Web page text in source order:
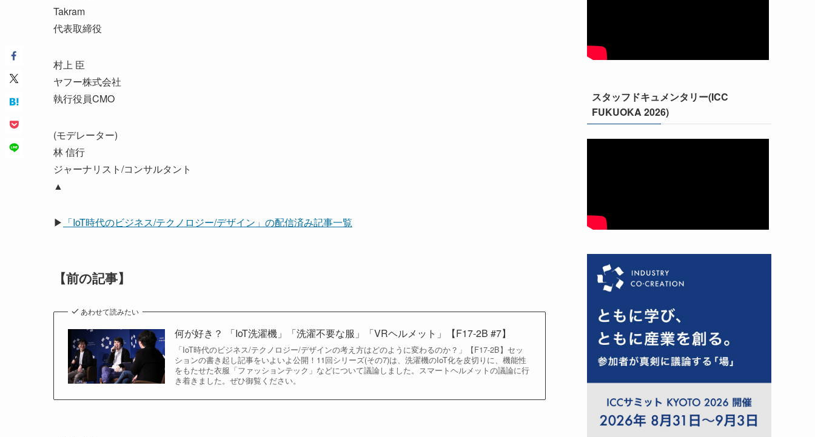
Takram
代表取締役
村上 臣
ヤフー株式会社
執行役員CMO
(モデレーター)
林 信行
ジャーナリスト/コンサルタント
▲
▶ 「IoT時代のビジネス/テクノロジー/デザイン」の配信済み記事一覧
【前の記事】
あわせて読みたい
何が好き？ 「IoT洗濯機」「洗濯不要な服」「VRヘルメット」【F17-2B #7】
「IoT時代のビジネス/テクノロジー/デザインの考え方はどのように変わるのか？」【F17-2B】セッ
ションの書き起し記事をいよいよ公開！11回シリーズ(その7)は、洗濯機のIoT化を皮切りに、機能性
をもたせた衣服「ファッションテック」などについて議論しました。スマートヘルメットの議論に行
き着きました。ぜひ御覧ください。
スタッフドキュメンタリー(ICC
FUKUOKA 2026)